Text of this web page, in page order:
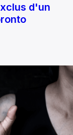
d'un